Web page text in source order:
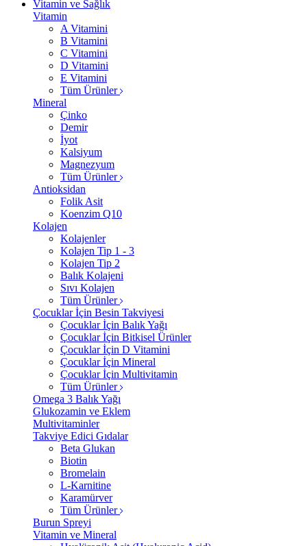
Vitamin ve Sağlık
Vitamin
A Vitamini
B Vitamini
C Vitamini
D Vitamini
E Vitamini
Tüm Ürünler
Mineral
Çinko
Demir
İyot
Kalsiyum
Magnezyum
Tüm Ürünler
Antioksidan
Folik Asit
Koenzim Q10
Kolajen
Kolajenler
Kolajen Tip 1 - 3
Kolajen Tip 2
Balık Kolajeni
Sıvı Kolajen
Tüm Ürünler
Çocuklar İçin Besin Takviyesi
Çocuklar İçin Balık Yağı
Çocuklar İçin Bitkisel Ürünler
Çocuklar İçin D Vitamini
Çocuklar İçin Mineral
Çocuklar İçin Multivitamin
Tüm Ürünler
Omega 3 Balık Yağı
Glukozamin ve Eklem
Multivitaminler
Takviye Edici Gıdalar
Beta Glukan
Biotin
Bromelain
L-Karnitine
Karamürver
Tüm Ürünler
Burun Spreyi
Vitamin ve Mineral